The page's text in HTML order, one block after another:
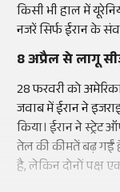
किसी भी हाल में
नजरें सिर्फ ईरान के
8 अप्रैल से लागू
28 फरवरी को
जवाब में ईरान ने
किया। ईरान ने स्ट्रेट
तेल की कीमतें बढ़ गईं
है, लेकिन दोनों पक्ष